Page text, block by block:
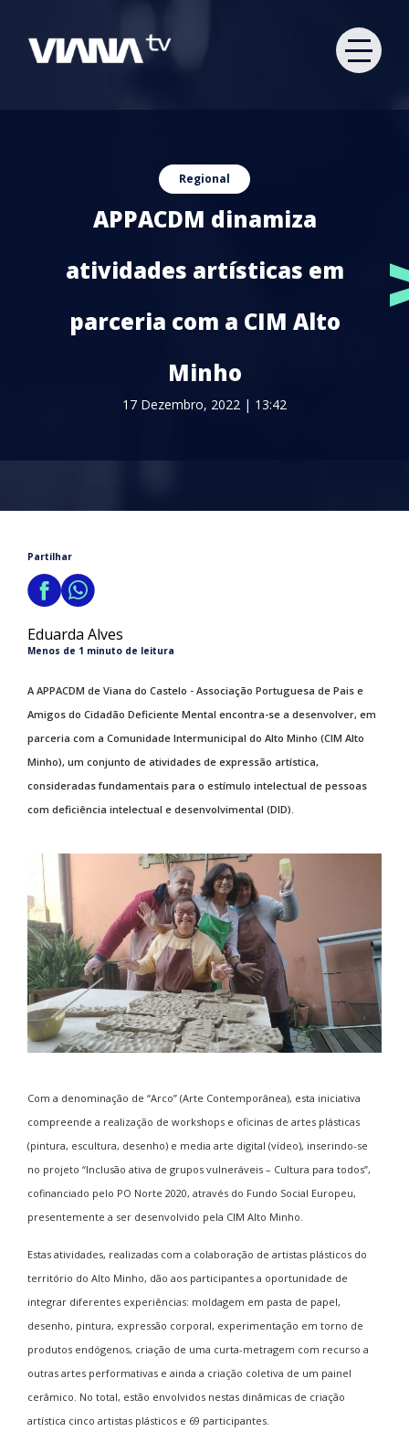
Regional
APPACDM dinamiza
atividades artísticas em
parceria com a CIM Alto
Minho
17 Dezembro, 2022 | 13:42
Partilhar
Eduarda Alves
Menos de 1 minuto de leitura
A APPACDM de Viana do Castelo - Associação Portuguesa de Pais e
Amigos do Cidadão Deficiente Mental encontra-se a desenvolver, em
parceria com a Comunidade Intermunicipal do Alto Minho (CIM Alto
Minho), um conjunto de atividades de expressão artística,
consideradas fundamentais para o estímulo intelectual de pessoas
com deficiência intelectual e desenvolvimental (DID).
Com a denominação de “Arco” (Arte Contemporânea), esta iniciativa
compreende a realização de workshops e oficinas de artes plásticas
(pintura, escultura, desenho) e media arte digital (vídeo), inserindo-se
no projeto “Inclusão ativa de grupos vulneráveis – Cultura para todos”,
cofinanciado pelo PO Norte 2020, através do Fundo Social Europeu,
presentemente a ser desenvolvido pela CIM Alto Minho.
Estas atividades, realizadas com a colaboração de artistas plásticos do
território do Alto Minho, dão aos participantes a oportunidade de
integrar diferentes experiências: moldagem em pasta de papel,
desenho, pintura, expressão corporal, experimentação em torno de
produtos endógenos, criação de uma curta-metragem com recurso a
outras artes performativas e ainda a criação coletiva de um painel
cerâmico. No total, estão envolvidos nestas dinâmicas de criação
artística cinco artistas plásticos e 69 participantes.